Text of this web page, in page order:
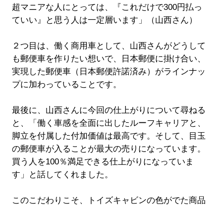
超マニアな人にとっては、『これだけで300円払っ
ていい』と思う人は一定層います」（山西さん）
２つ目は、働く商用車として、山西さんがどうして
も郵便車を作りたい想いで、日本郵便に掛け合い、
実現した郵便車（日本郵便許諾済み）がラインナッ
プに加わっていることです。
最後に、山西さんに今回の仕上がりについて尋ねる
と、「働く車感を全面に出したルーフキャリアと、
脚立を付属した付加価値は最高です。そして、目玉
の郵便車が入ることが最大の売りになっています。
買う人を100％満足できる仕上がりになっていま
す」と話してくれました。
このこだわりこそ、トイズキャビンの色がでた商品